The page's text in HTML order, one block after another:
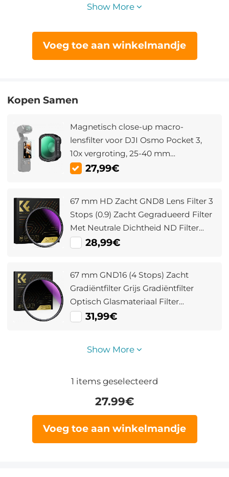
Show More
Voeg toe aan winkelmandje
Kopen Samen
Magnetisch close-up macro-
lensfilter voor DJI Osmo Pocket 3,
10x vergroting, 25-40 mm
brandpuntsafstand met 28
27,99€
67 mm HD Zacht GND8 Lens Filter 3
Stops (0.9) Zacht Gegradueerd Filter
Met Neutrale Dichtheid ND Filter
Waterdicht / Krasbestendig /
28,99€
67 mm GND16 (4 Stops) Zacht
Gradiëntfilter Grijs Gradiëntfilter
Optisch Glasmateriaal Filter
Meerlaagse Coating Nano Xcel Serie
31,99€
Show More
1 items geselecteerd
27.99€
Voeg toe aan winkelmandje